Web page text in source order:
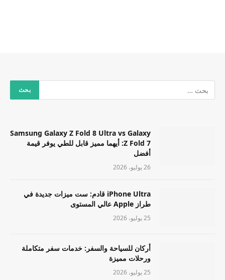
Samsung Galaxy Z Fold 8 Ultra vs Galaxy
Z Fold 7: أيهما مميز قابل للطي يوفر قيمة
أفضل
26 يوليو، 2026
iPhone Ultra قادم: ست ميزات جديدة في
طراز Apple عالي المستوى
25 يوليو، 2026
أركان للسياحة والسفر: خدمات سفر متكاملة
ورحلات مميزة
25 يوليو، 2026